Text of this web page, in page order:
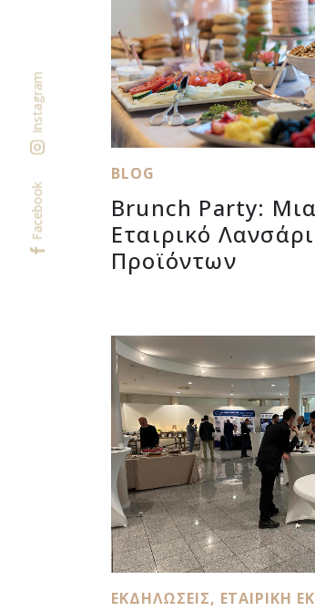
BLOG
Brunch Party: Μια
Εταιρικό
Προϊόντων
ΕΚΔΗΛΏΣΕΙΣ, ΕΤΑΙΡΙΚΉ
Facebook
Instagram